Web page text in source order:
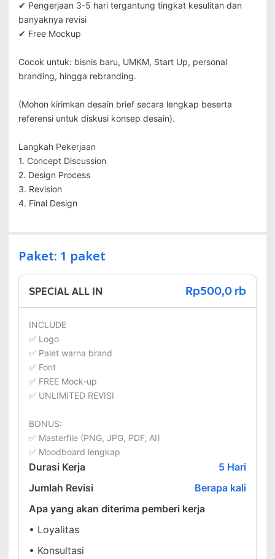
✔ Pengerjaan 3-5 hari tergantung tingkat kesulitan dan
banyaknya revisi
✔ Free Mockup
Cocok untuk: bisnis baru, UMKM, Start Up, personal
branding, hingga rebranding.
(Mohon kirimkan desain brief secara lengkap beserta
referensi untuk diskusi konsep desain).
Langkah Pekerjaan
1. Concept Discussion
2. Design Process
3. Revision
4. Final Design
Paket: 1 paket
SPECIAL ALL IN Rp500,0 rb
INCLUDE
✅ Logo
✅ Palet warna brand
✅ Font
✅ FREE Mock-up
✅ UNLIMITED REVISI
BONUS:
✅ Masterfile (PNG, JPG, PDF, AI)
✅ Moodboard lengkap
Durasi Kerja 5 Hari
Jumlah Revisi
Berapa kali
Apa yang akan diterima pemberi kerja
• Loyalitas
• Konsultasi